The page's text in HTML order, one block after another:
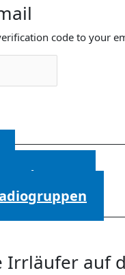
code to your
Irrläufer auf